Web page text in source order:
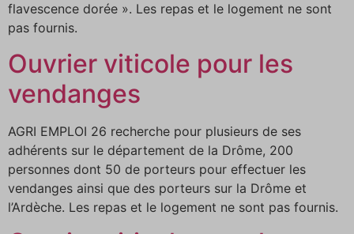
flavescence dorée ». Les repas et le logement ne sont
pas fournis.
Ouvrier viticole pour les
vendanges
AGRI EMPLOI 26 recherche pour plusieurs de ses
adhérents sur le département de la Drôme, 200
personnes dont 50 de porteurs pour effectuer les
vendanges ainsi que des porteurs sur la Drôme et
l’Ardèche. Les repas et le logement ne sont pas fournis.